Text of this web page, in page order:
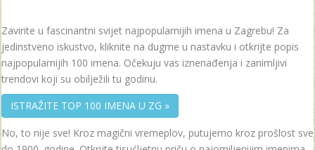
Zavirite u fascinantni svijet najpopularnijih imena u Zagrebu! Za
jedinstveno iskustvo, kliknite na dugme u nastavku i otkrijte popis
najpopularnijih 100 imena. Očekuju vas iznenađenja i zanimljivi
trendovi koji su obilježili tu godinu.
ISTRAŽITE TOP 100 IMENA U ZG »
No, to nije sve! Kroz magični vremeplov, putujemo kroz prošlost sve